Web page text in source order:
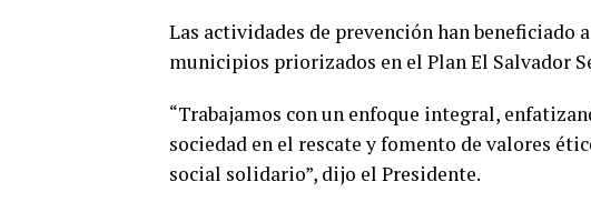
Las actividades de prevención han beneficiado
municipios priorizados en el Plan El Salvador
“Trabajamos con un enfoque integral,
sociedad en el rescate y fomento de valores
social solidario”, dijo el Presidente.